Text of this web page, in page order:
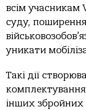
всім учасникам
суду,
уникати
Такі дії
інших